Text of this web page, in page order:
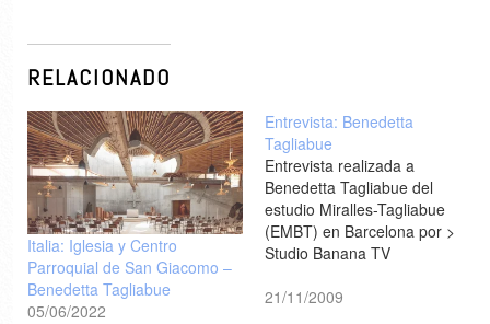
RELACIONADO
Italia: Iglesia y Centro
Parroquial de San Giacomo –
Benedetta Tagliabue
05/06/2022
Entrevista: Benedetta
Tagliabue
Entrevista realizada a
Benedetta Tagliabue del
estudio Miralles-Tagliabue
(EMBT) en Barcelona por >
Studio Banana TV
21/11/2009